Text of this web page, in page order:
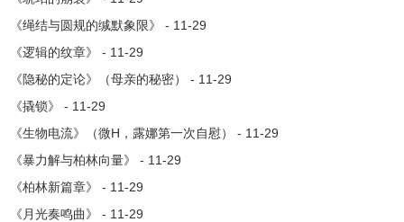
《绳结与圆规的缄默象限》 - 11-29
《逻辑的纹章》 - 11-29
《隐秘的定论》（母亲的秘密） - 11-29
《撬锁》 - 11-29
《生物电流》（微H，露娜第一次自慰） - 11-29
《暴力解与柏林向量》 - 11-29
《柏林新篇章》 - 11-29
《月光奏鸣曲》 - 11-29